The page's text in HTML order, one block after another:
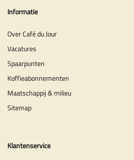
Informatie
Over Café du Jour
Vacatures
Spaarpunten
Koffieabonnementen
Maatschappij & milieu
Sitemap
Klantenservice